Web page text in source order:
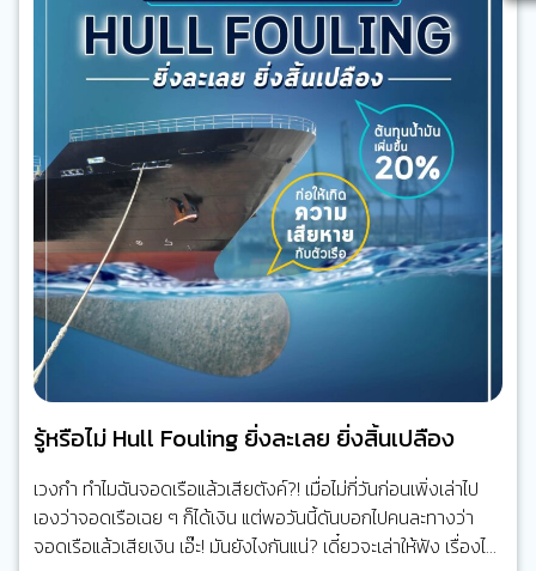
รู้หรือไม่ Hull Fouling ยิ่งละเลย ยิ่งสิ้นเปลือง
เวงกำ ทำไมฉันจอดเรือแล้วเสียตังค์?! เมื่อไม่กี่วันก่อนเพิ่งเล่าไป
เองว่าจอดเรือเฉย ๆ ก็ได้เงิน แต่พอวันนี้ดันบอกไปคนละทางว่า
จอดเรือแล้วเสียเงิน เอ๊ะ! มันยังไงกันแน่? เดี๋ยวจะเล่าให้ฟัง เรื่องได้